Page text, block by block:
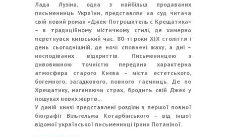
Лада Лузіна, одна з найбільш продаваних
письменниць України, представляє на суд читача
свій новий роман «Джек-Потрошитель с Крещатика»
– в традиційному містичному стилі, де химерно
перетнувся київський час: 80-ті роки XIX століття і
день сьогоднішній, де ночі сповнені жаху, а дні –
несподіваних відкриттів. Письменницею з
дивовижною точністю передана характерна
атмосфера старого Києва – міста естетського,
богемного, загадкового, повного таємниць. Де по
Хрещатику, наганяючи страх, бродить свій Джек у
пошуках нових жертв...
У даній книзі представлені розділи з першої повної
біографії Вільгельма Котарбінського – від іншої
відомої української письменниці Ірини Потаніної.